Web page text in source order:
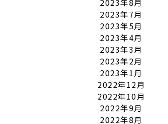
2023年8月
2023年7月
2023年5月
2023年4月
2023年3月
2023年2月
2023年1月
2022年12月
2022年10月
2022年9月
2022年8月